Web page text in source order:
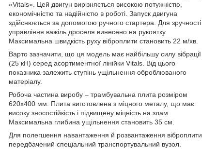
«Vitals». Цей двигун вирізняється високою потужністю,
економічністю та надійністю в роботі. Запуск двигуна
здійснюється за допомогою ручного стартера. Для зручності
управління важіль дроселя винесено на рукоятку.
Максимальна швидкість руху віброплити становить 22 м/хв.
Варто зазначити, що ця модель має найбільшу силу вібрації
(25 кН) серед асортиментної лінійки Vitals. Від цього
показника залежить ступінь ущільнення оброблюваного
матеріалу.
Робоча частина виробу – трамбувальна плита розміром
620х400 мм. Плита виготовлена з міцного металу, що має
високу зносостійкість і підвищену міцність на злам.
Максимальна глибина ущільнення становить 35 см.
Для полегшення навантаження й розвантаження віброплити
передбачений спеціальний транспортувальний вузол.